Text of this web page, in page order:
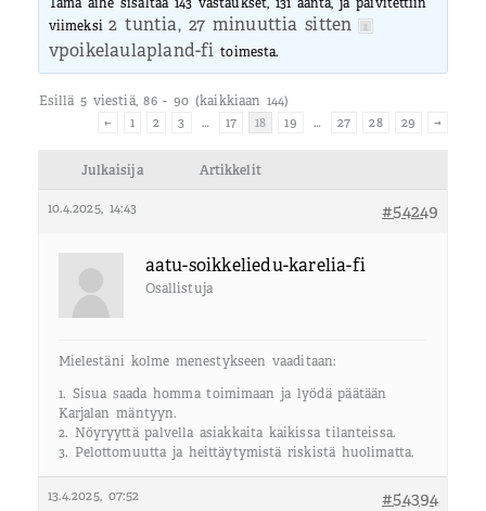
viimeksi2 tuntia, 27 minuuttia sitten
vpoikelaulapland-fi toimesta.
Esillä 5 viestiä, 86 - 90 (kaikkiaan 144)
←
1 2 3 … 17 18 19 … 27 28 29 →
Julkaisija Artikkelit
10.4.2025, 14:43 #54249
aatu-soikkeliedu-karelia-fi
Osallistuja
Mielestäni kolme menestykseen vaaditaan:
1. Sisua saada homma toimimaan ja lyödä päätään
Karjalan mäntyyn.
2. Nöyryyttä palvella asiakkaita kaikissa tilanteissa.
3. Pelottomuutta ja heittäytymistä riskistä huolimatta.
13.4.2025, 07:52 #54394